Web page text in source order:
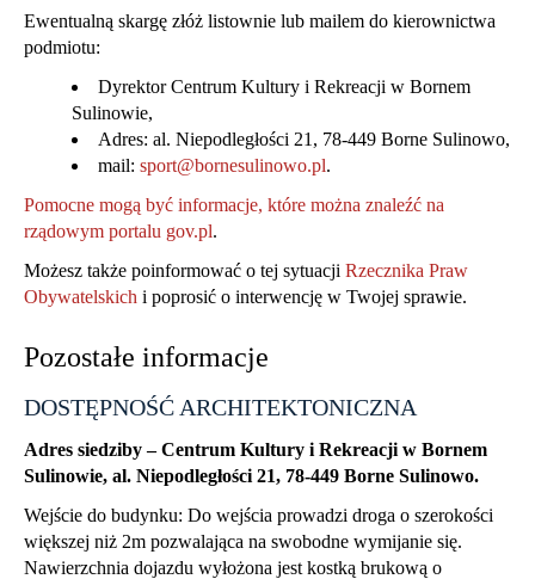
Ewentualną skargę złóż listownie lub mailem do kierownictwa
podmiotu:
Dyrektor Centrum Kultury i Rekreacji w Bornem
Sulinowie,
Adres: al. Niepodległości 21, 78-449 Borne Sulinowo,
mail: sport@bornesulinowo.pl.
Pomocne mogą być informacje, które można znaleźć na
rządowym portalu gov.pl.
Możesz także poinformować o tej sytuacji Rzecznika Praw
Obywatelskich i poprosić o interwencję w Twojej sprawie.
Pozostałe informacje
DOSTĘPNOŚĆ ARCHITEKTONICZNA
Adres siedziby – Centrum Kultury i Rekreacji w Bornem
Sulinowie, al. Niepodległości 21, 78-449 Borne Sulinowo.
Wejście do budynku: Do wejścia prowadzi droga o szerokości
większej niż 2m pozwalająca na swobodne wymijanie się.
Nawierzchnia dojazdu wyłożona jest kostką brukową o